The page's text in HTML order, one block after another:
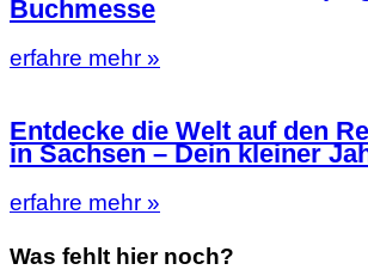
Buchmesse
erfahre mehr »
Entdecke die Welt auf den
in Sachsen – Dein kleiner
erfahre mehr »
Was fehlt hier noch?